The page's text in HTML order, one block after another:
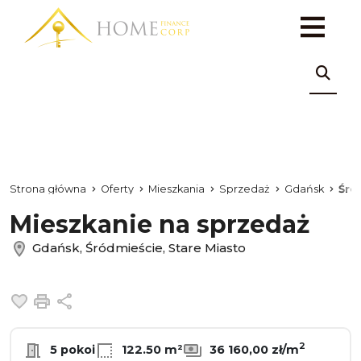
Strona główna Oferty Mieszkania Sprzedaż Gdańsk
Mieszkanie na sprzedaż
Gdańsk, Śródmieście, Stare Miasto
Dodaj do ulubionych
Drukuj
5 pokoi 122.50 m² 36 160,00 zł/m2